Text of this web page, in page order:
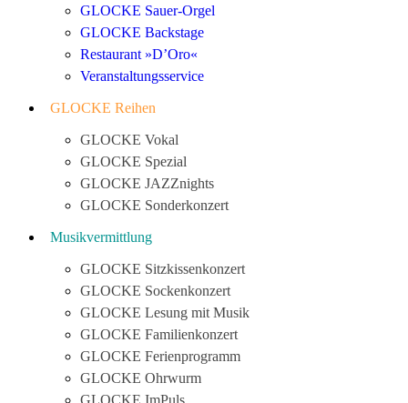
GLOCKE Sauer-Orgel
GLOCKE Backstage
Restaurant »D’Oro«
Veranstaltungsservice
GLOCKE Reihen
GLOCKE Vokal
GLOCKE Spezial
GLOCKE JAZZnights
GLOCKE Sonderkonzert
Musikvermittlung
GLOCKE Sitzkissenkonzert
GLOCKE Sockenkonzert
GLOCKE Lesung mit Musik
GLOCKE Familienkonzert
GLOCKE Ferienprogramm
GLOCKE Ohrwurm
GLOCKE ImPuls